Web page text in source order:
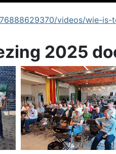
videos/wie-
2025